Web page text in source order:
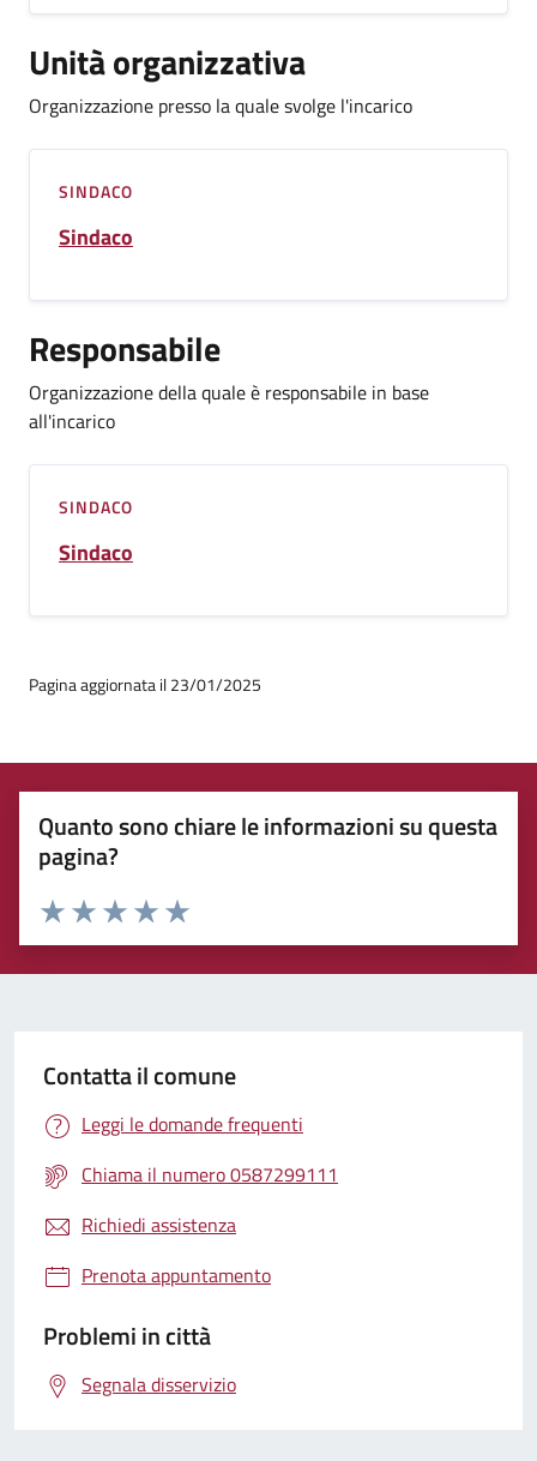
Unità organizzativa
Organizzazione presso la quale svolge l'incarico
SINDACO
Sindaco
Responsabile
Organizzazione della quale è responsabile in base
all'incarico
SINDACO
Sindaco
Pagina aggiornata il 23/01/2025
Quanto sono chiare le informazioni su questa
pagina?
Rating:
Valuta 5 stelle su 5
Valuta 4 stelle su 5
Valuta 3 stelle su 5
Valuta 2 stelle su 5
Valuta 1 stelle su 5
Contatta il comune
Leggi le domande frequenti
Chiama il numero 0587299111
Richiedi assistenza
Prenota appuntamento
Problemi in città
Segnala disservizio